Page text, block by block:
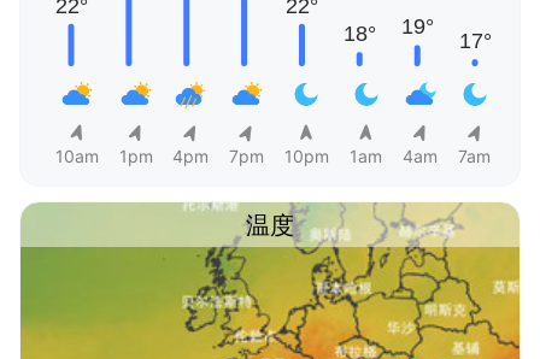
10am 1pm 4pm 7pm 10pm 1am 4am 7am
温度